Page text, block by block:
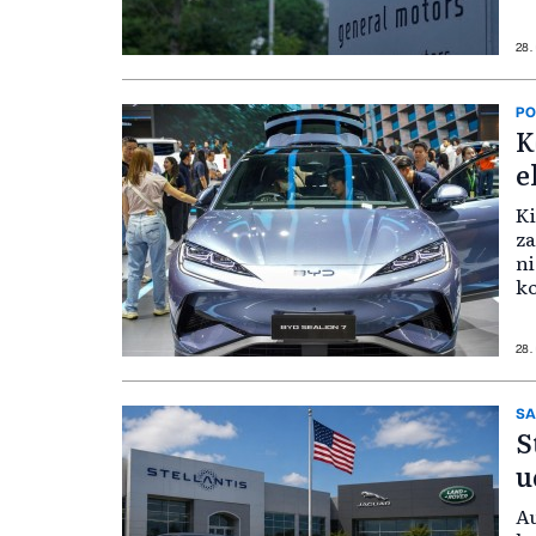
28.
28.